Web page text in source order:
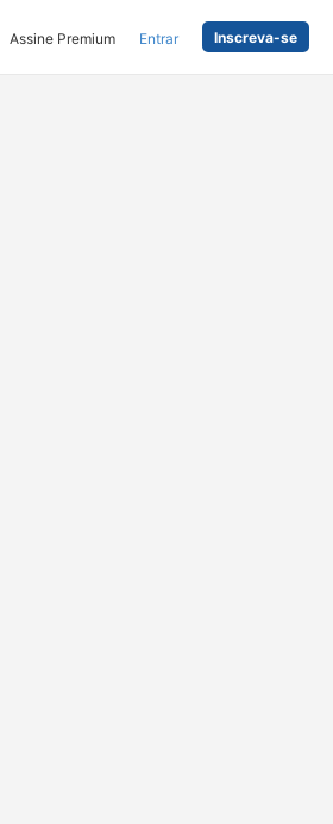
Assine Premium Entrar Inscreva-se